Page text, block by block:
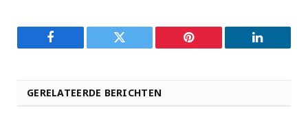
Facebook Twitter Pinterest LinkedIn
GERELATEERDE BERICHTEN